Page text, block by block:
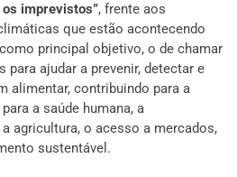
imprevistos”, frente aos
que estão acontecendo
principal objetivo, o de chamar
para ajudar a prevenir, detectar e
alimentar, contribuindo para a
a saúde humana, a
agricultura, o acesso a mercados,
sustentável.